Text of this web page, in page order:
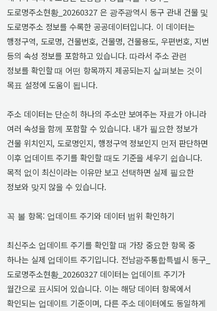
도로명주소현황_20260327 은 광주광역시 동구 관내 건물 및
도로명주소 정보를 수록한 공공데이터입니다. 이 데이터는
행정구역, 도로명, 건물번호, 건물명, 건물용도, 우편번호, 지번
등의 속성 정보를 포함하고 있습니다. 따라서 주소 관련
정보를 확인할 때 어떤 항목까지 제공되는지 살펴보는 것이
목표 설정에 도움이 됩니다.
주소 데이터는 단순히 하나의 주소만 보여주는 자료가 아니라
여러 속성을 함께 포함할 수 있습니다. 내가 필요한 정보가
건물 위치인지, 도로명인지, 행정구역 정보인지 먼저 판단하면
이후 업데이트 주기를 확인할 때도 기준을 세우기 쉽습니다.
목적 없이 최신이라는 이유만 보고 선택하면 실제 필요한
정보와 맞지 않을 수 있습니다.
꼭 볼 항목: 업데이트 주기와 데이터 범위 확인하기
최신주소 업데이트 주기를 확인할 때 가장 중요한 항목 중
하나는 실제 업데이트 주기입니다. 전남광주통합특별시 동구_
도로명주소현황_20260327 데이터는 업데이트 주기가
월간으로 표시되어 있습니다. 이는 해당 데이터 항목에서
확인되는 업데이트 기준이며, 다른 주소 데이터에도 동일하게